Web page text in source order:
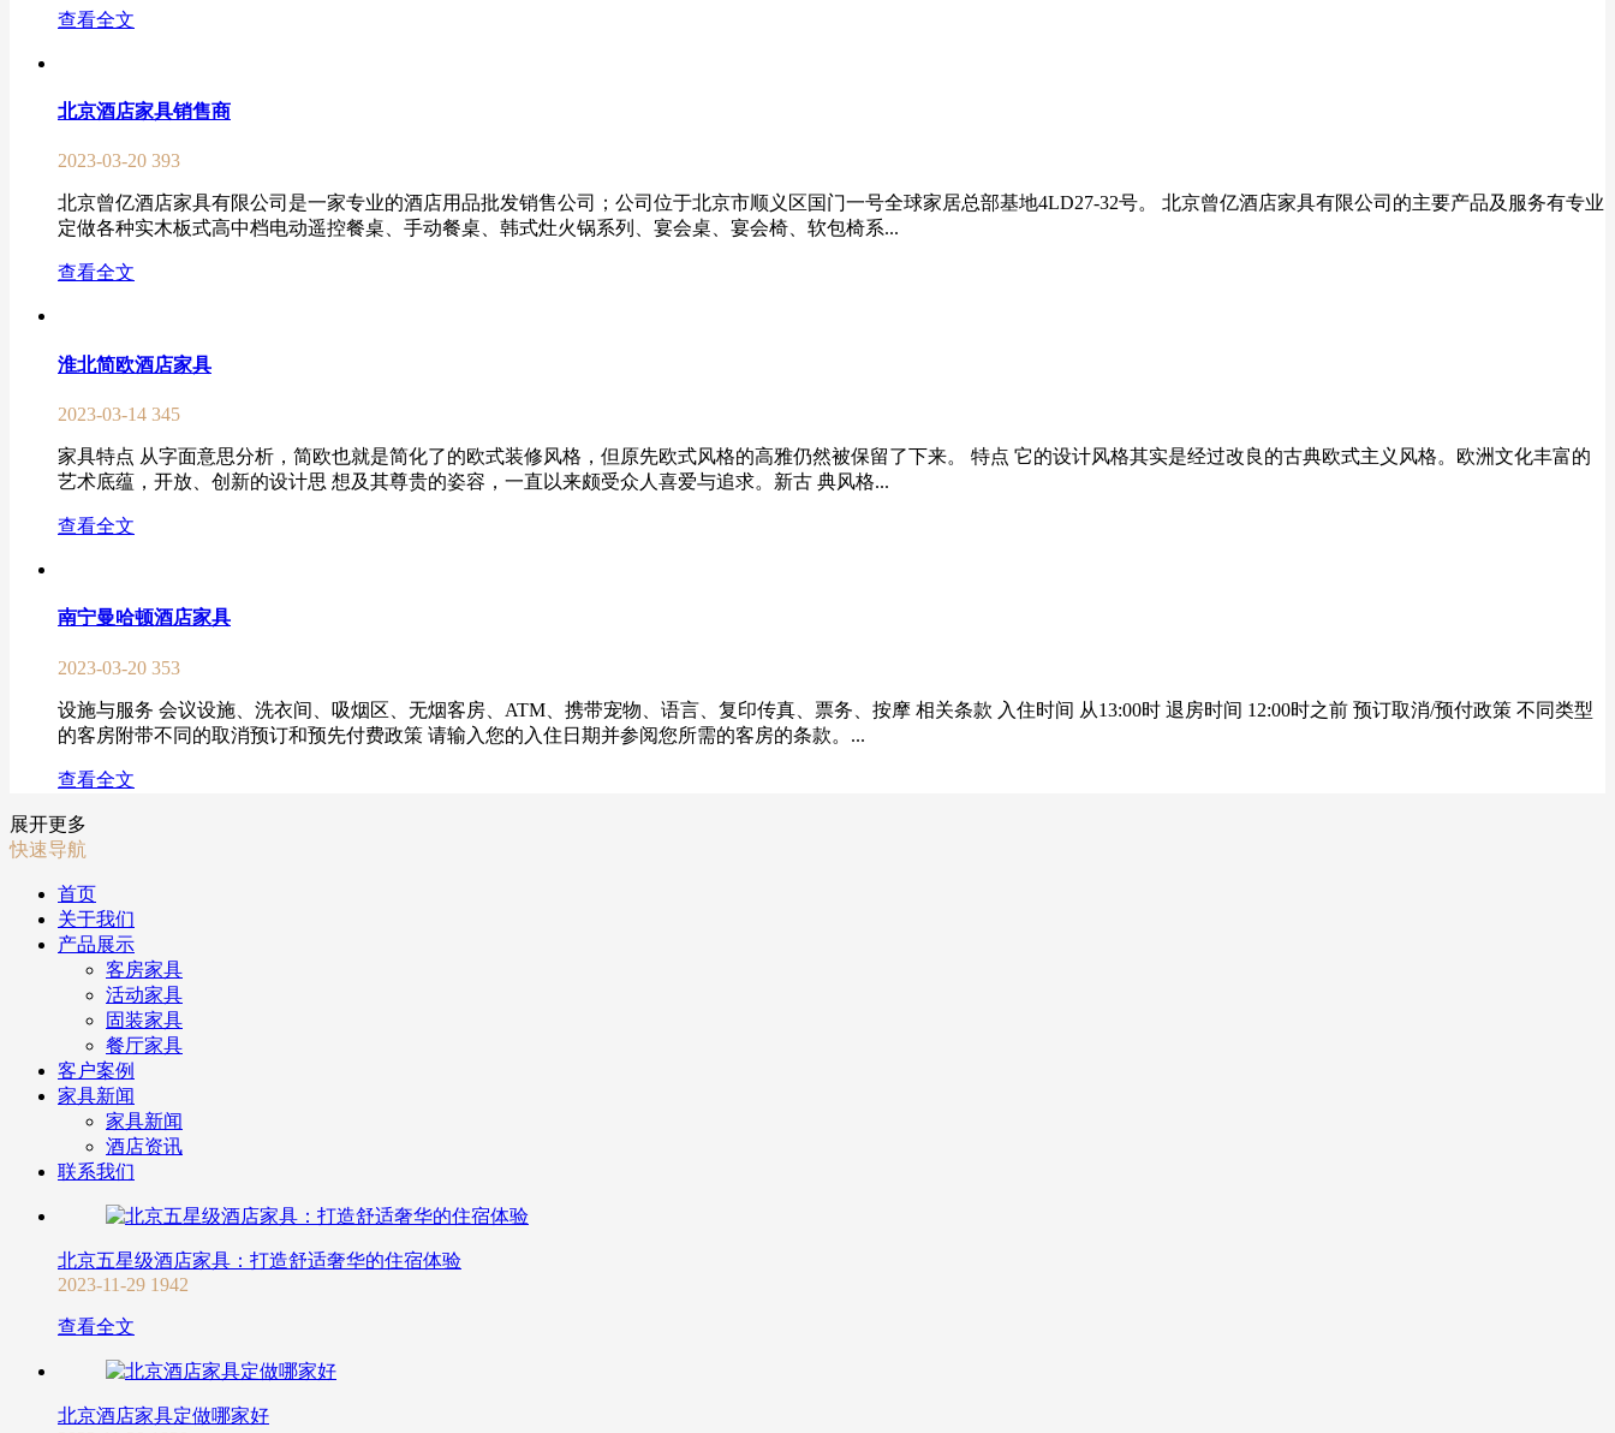
查看全文
北京酒店家具销售商
2023-03-20 393
北京曾亿酒店家具有限公司是一家专业的酒店用品批发销售公司；公司位于北京市顺义区国门一号全球家居总部基地4LD27-32号。 北京曾亿酒店家具有限公司的主要产品及服务有专业
定做各种实木板式高中档电动遥控餐桌、手动餐桌、韩式灶火锅系列、宴会桌、宴会椅、软包椅系...
查看全文
淮北简欧酒店家具
2023-03-14 345
家具特点 从字面意思分析，简欧也就是简化了的欧式装修风格，但原先欧式风格的高雅仍然被保留了下来。 特点 它的设计风格其实是经过改良的古典欧式主义风格。欧洲文化丰富的
艺术底蕴，开放、创新的设计思 想及其尊贵的姿容，一直以来颇受众人喜爱与追求。新古 典风格...
查看全文
南宁曼哈顿酒店家具
2023-03-20 353
设施与服务 会议设施、洗衣间、吸烟区、无烟客房、ATM、携带宠物、语言、复印传真、票务、按摩 相关条款 入住时间 从13:00时 退房时间 12:00时之前 预订取消/预付政策 不同类型
的客房附带不同的取消预订和预先付费政策 请输入您的入住日期并参阅您所需的客房的条款。...
查看全文
展开更多
快速导航
首页
关于我们
产品展示
客房家具
活动家具
固装家具
餐厅家具
客户案例
家具新闻
家具新闻
酒店资讯
联系我们
北京五星级酒店家具：打造舒适奢华的住宿体验
2023-11-29 1942
查看全文
北京酒店家具定做哪家好